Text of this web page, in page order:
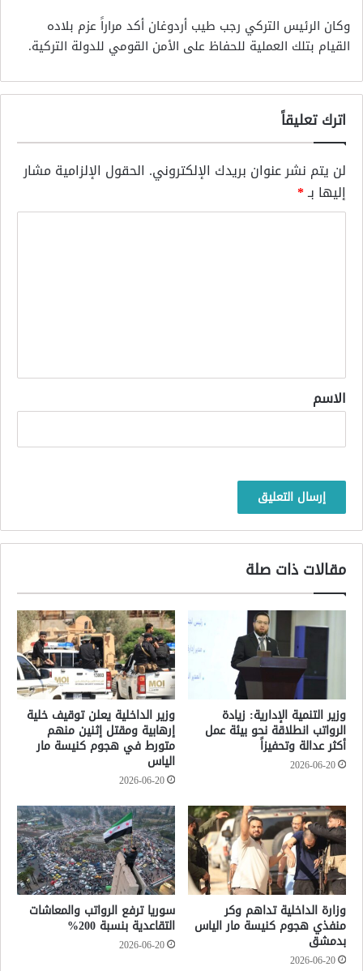
وكان الرئيس التركي رجب طيب أردوغان أكد مراراً عزم بلاده
القيام بتلك العملية للحفاظ على الأمن القومي للدولة التركية.
اترك تعليقاً
لن يتم نشر عنوان بريدك الإلكتروني. الحقول الإلزامية مشار
إليها بـ*
*
الاسم
مقالات ذات صلة
وزير التنمية الإدارية: زيادة
الرواتب انطلاقة نحو بيئة عمل
أكثر عدالة وتحفيزاً
2026-06-20
وزير الداخلية يعلن توقيف خلية
إرهابية ومقتل إثنين منهم
متورط في هجوم كنيسة مار
الياس
2026-06-20
وزارة الداخلية تداهم وكر
منفذي هجوم كنيسة مار الياس
بدمشق
2026-06-20
سوريا ترفع الرواتب والمعاشات
التقاعدية بنسبة 200%
2026-06-20